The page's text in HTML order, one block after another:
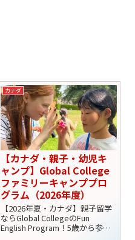
カナダ
【カナダ・親子・幼児キ
ャンプ】Global College
ファミリーキャンププロ
グラム（2026年度）
【2026年夏・カナダ】親子留学
ならGlobal CollegeのFun
English Program！5歳から参加